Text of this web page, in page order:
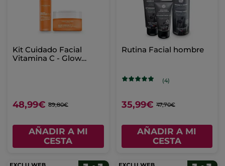
Kit Cuidado Facial
Vitamina C - Glow
48,99€ 89,80€
AÑADIR A MI
CESTA
Rutina Facial hombre
(4)
35,99€ 47,70€
AÑADIR A MI
CESTA